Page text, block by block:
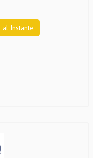
al Instante